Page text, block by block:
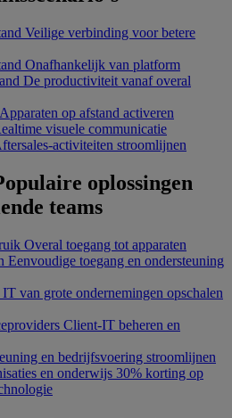
Veilige verbinding voor betere
Onafhankelijk van platform
De productiviteit vanaf overal
Apparaten op afstand activeren
visuele communicatie
activiteiten stroomlijnen
oplossingen
teams
Overal toegang tot apparaten
Eenvoudige toegang en ondersteuning
IT van grote ondernemingen opschalen
Client-IT beheren en
en bedrijfsvoering stroomlijnen
en onderwijs 30% korting op